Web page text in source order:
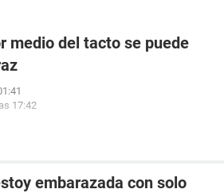
medio del tacto se puede
17:42
embarazada con solo